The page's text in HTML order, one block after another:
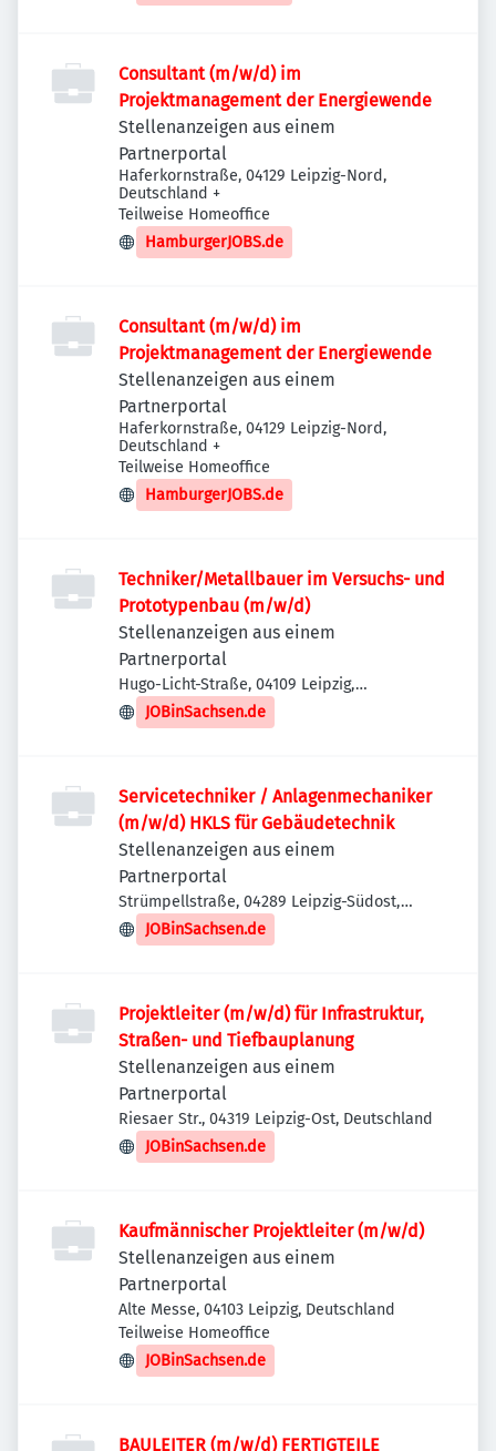
Consultant (m/w/d) im
Projektmanagement der Energiewende
Stellenanzeigen aus einem
Partnerportal
Haferkornstraße, 04129 Leipzig-Nord,
Deutschland +
Teilweise Homeoffice
HamburgerJOBS.de
Consultant (m/w/d) im
Projektmanagement der Energiewende
Stellenanzeigen aus einem
Partnerportal
Haferkornstraße, 04129 Leipzig-Nord,
Deutschland +
Teilweise Homeoffice
HamburgerJOBS.de
Techniker/Metallbauer im Versuchs- und
Prototypenbau (m/w/d)
Stellenanzeigen aus einem
Partnerportal
Hugo-Licht-Straße, 04109 Leipzig,
Deutschland
JOBinSachsen.de
Servicetechniker / Anlagenmechaniker
(m/w/d) HKLS für Gebäudetechnik
Stellenanzeigen aus einem
Partnerportal
Strümpellstraße, 04289 Leipzig-Südost,
Deutschland
JOBinSachsen.de
Projektleiter (m/w/d) für Infrastruktur,
Straßen- und Tiefbauplanung
Stellenanzeigen aus einem
Partnerportal
Riesaer Str., 04319 Leipzig-Ost, Deutschland
JOBinSachsen.de
Kaufmännischer Projektleiter (m/w/d)
Stellenanzeigen aus einem
Partnerportal
Alte Messe, 04103 Leipzig, Deutschland
Teilweise Homeoffice
JOBinSachsen.de
BAULEITER (m/w/d) FERTIGTEILE